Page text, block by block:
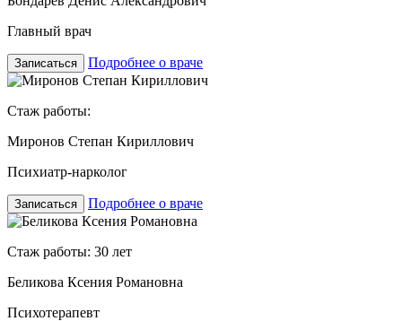
Главный врач
Записаться Подробнее о враче
Стаж работы:
Миронов Степан Кириллович
Психиатр-нарколог
Записаться Подробнее о враче
Стаж работы: 30 лет
Беликова Ксения Романовна
Психотерапевт